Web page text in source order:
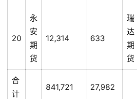
20
永
安
期
货
12,314 633
瑞
达
期
货
合
计
841,721 27,982